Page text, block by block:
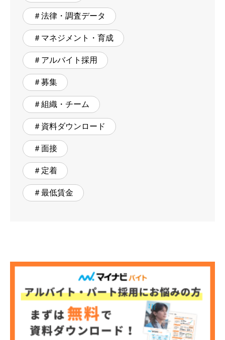
＃法律・調査データ
＃マネジメント・育成
＃アルバイト採用
＃募集
＃組織・チーム
＃資料ダウンロード
＃面接
＃定着
＃最低賃金